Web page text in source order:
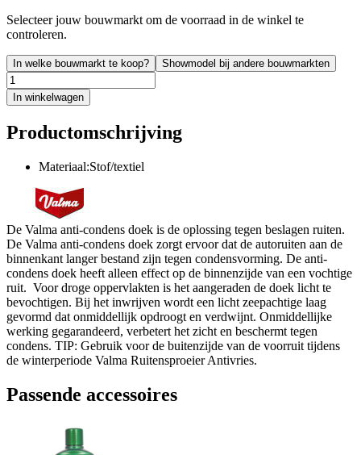
Selecteer jouw bouwmarkt om de voorraad in de winkel te
controleren.
In welke bouwmarkt te koop? Showmodel bij andere bouwmarkten
In winkelwagen
Productomschrijving
Materiaal:Stof/textiel
De Valma anti-condens doek is de oplossing tegen beslagen ruiten.
De Valma anti-condens doek zorgt ervoor dat de autoruiten aan de
binnenkant langer bestand zijn tegen condensvorming. De anti-
condens doek heeft alleen effect op de binnenzijde van een vochtige
ruit. Voor droge oppervlakten is het aangeraden de doek licht te
bevochtigen. Bij het inwrijven wordt een licht zeepachtige laag
gevormd dat onmiddellijk opdroogt en verdwijnt. Onmiddellijke
werking gegarandeerd, verbetert het zicht en beschermt tegen
condens. TIP: Gebruik voor de buitenzijde van de voorruit tijdens
de winterperiode Valma Ruitensproeier Antivries.
Passende accessoires